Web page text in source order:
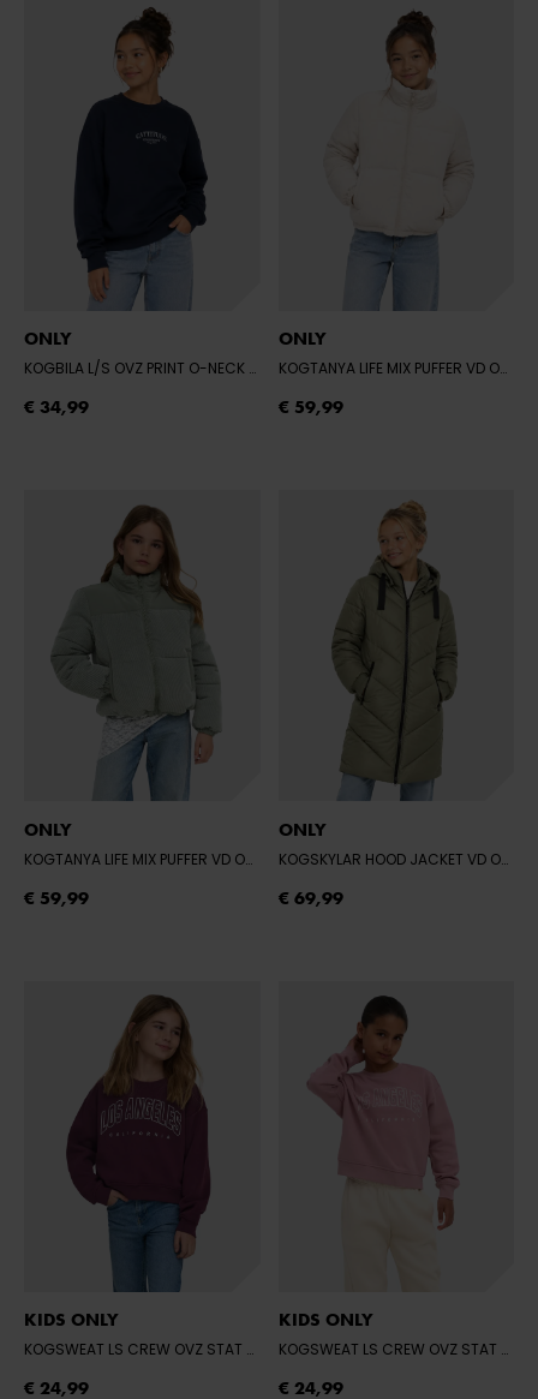
ONLY
KOGBILA L/S OVZ PRINT O-NECK SWT NO - NIGHT SKY/427 MILA LEAF
€ 34,99
ONLY
KOGTANYA LIFE MIX PUFFER VD OTW
€ 59,99
ONLY
KOGTANYA LIFE MIX PUFFER VD OTW - CASTOR GRAY
€ 59,99
ONLY
KOGSKYLAR HOOD JACKET VD OTW NOOS
€ 69,99
KIDS ONLY
KOGSWEAT LS CREW OVZ STAT SWT NOOS - MAUVE WINE/LOS ANGELES
€ 24,99
KIDS ONLY
KOGSWEAT LS CREW OVZ STAT SWT NOOS
€ 24,99